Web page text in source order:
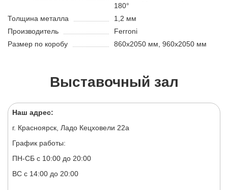
180°
Толщина металла
1,2 мм
Производитель
Ferroni
Размер по коробу
860х2050 мм, 960х2050 мм
Выставочный зал
Наш адрес:
г. Красноярск, Ладо Кецховели 22а
График работы:
ПН-СБ с 10:00 до 20:00
ВС с 14:00 до 20:00